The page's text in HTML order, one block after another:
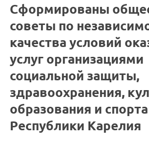
Сформированы
советы по
качества условий
услуг организациями
социальной защиты,
здравоохранения,
образования и спорта
Республики Карелия